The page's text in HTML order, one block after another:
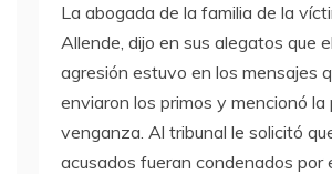
La abogada de la familia de la
Allende, dijo en sus alegatos que
agresión estuvo en los mensajes
enviaron los primos y mencionó la
venganza. Al tribunal le solicitó
acusados fueran condenados por